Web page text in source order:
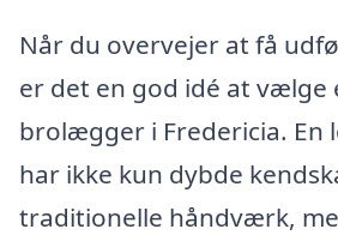
Når du overvejer at få
er det en god idé at vælge
brolægger i Fredericia.
har ikke kun dybde
traditionelle håndværk,